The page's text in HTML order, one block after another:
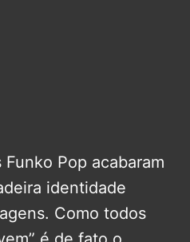
Pop acabaram
identidade
Como todos